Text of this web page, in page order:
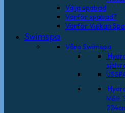
Välja spabad
Varför spabad?
Varför Viskan
Swimspa
Våra Swimspa
Mått: